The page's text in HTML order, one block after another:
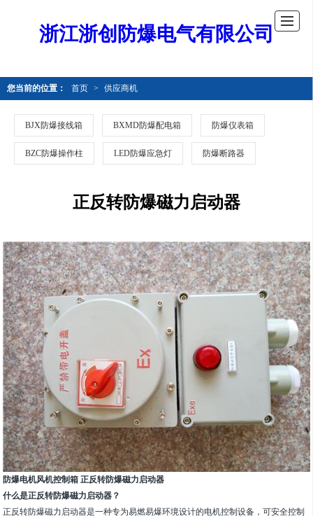
浙江浙创防爆电气有限公司
您当前的位置： 首页 > 供应商机
BJX防爆接线箱 BXMD防爆配电箱 防爆仪表箱
BZC防爆操作柱 LED防爆应急灯 防爆断路器
正反转防爆磁力启动器
防爆电机风机控制箱 正反转防爆磁力启动器
什么是正反转防爆磁力启动器？
正反转防爆磁力启动器是一种专为易燃易爆环境设计的电机控制设备，可安全控制